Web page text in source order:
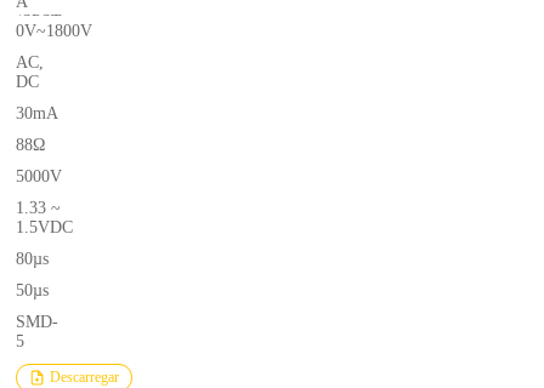
(SPST-
NO)
0V~1800V
AC,
DC
30mA
88Ω
5000V
1.33 ~
1.5VDC
80µs
50µs
SMD-
5
Descarregar